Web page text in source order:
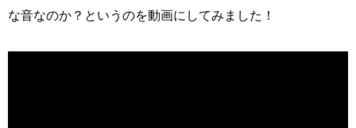
な音なのか？というのを動画にしてみました！